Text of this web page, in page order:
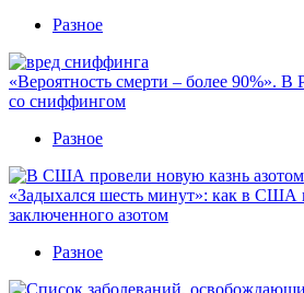
Разное
«Вероятность смерти – более 90%». В
со сниффингом
Разное
«Задыхался шесть минут»: как в США
заключенного азотом
Разное